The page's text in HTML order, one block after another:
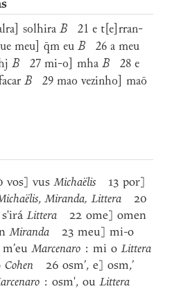
solhiraB 21 e t[e]rran-
meu] q̄m euB 26 a meu
B 27 mi-o] mhaB 28 e
B 29 mao vezinho] maō
vos] vusMichaëlis 13 por]
,Miranda, Littera 20
s'iráLittera 22 ome] omen
Miranda 23 meu] mi-o
m’euMarcenaro : mi o Littera
Cohen 26 osm’, e] osm,’
: osm', ou Littera